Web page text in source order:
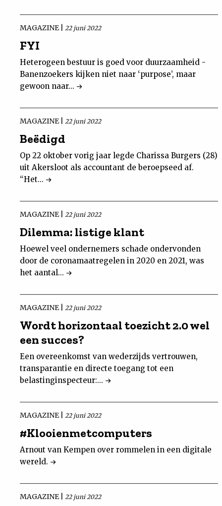
MAGAZINE | 22 juni 2022
FYI
Heterogeen bestuur is goed voor duurzaamheid -
Banenzoekers kijken niet naar ‘purpose’, maar
gewoon naar...
MAGAZINE | 22 juni 2022
Beëdigd
Op 22 oktober vorig jaar legde Charissa Burgers (28)
uit Akersloot als accountant de beroepseed af.
“Het...
MAGAZINE | 22 juni 2022
Dilemma: listige klant
Hoewel veel ondernemers schade ondervonden
door de coronamaatregelen in 2020 en 2021, was
het aantal...
MAGAZINE | 22 juni 2022
Wordt horizontaal toezicht 2.0 wel
een succes?
Een overeenkomst van wederzijds vertrouwen,
transparantie en directe toegang tot een
belastinginspecteur:...
MAGAZINE | 22 juni 2022
#Klooienmetcomputers
Arnout van Kempen over rommelen in een digitale
wereld.
MAGAZINE | 22 juni 2022